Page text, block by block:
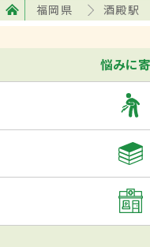
福岡県 酒殿駅
悩みに